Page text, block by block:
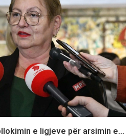
e ligjeve për arsimin e...